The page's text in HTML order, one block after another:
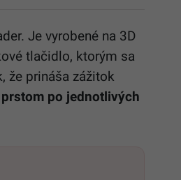
Je vyrobené na 3D
tlačidlo, ktorým sa
že prináša zážitok
po jednotlivých